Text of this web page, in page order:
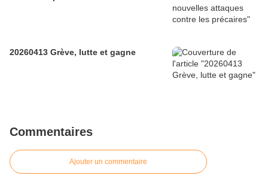
20260413 Grève, lutte et gagne
Commentaires
Ajouter un commentaire